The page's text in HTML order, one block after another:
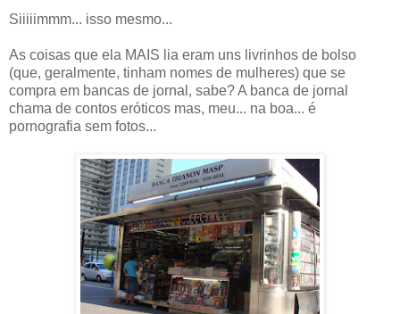
Siiiiimmm... isso mesmo...
As coisas que ela MAIS lia eram uns livrinhos de bolso
(que, geralmente, tinham nomes de mulheres) que se
compra em bancas de jornal, sabe? A banca de jornal
chama de contos eróticos mas, meu... na boa... é
pornografia sem fotos...